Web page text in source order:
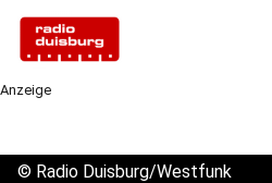
Anzeige
© Radio Duisburg/Westfunk